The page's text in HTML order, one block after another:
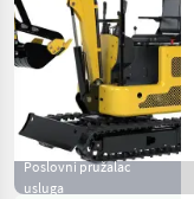
Poslovni pružalac
usluga